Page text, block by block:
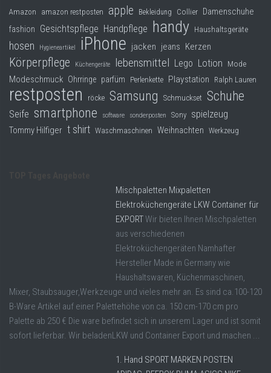
Amazon amazon restposten apple Bekleidung Collier Damenschuhe
fashion Gesichtspflege Handpflege handy Haushaltsgeräte
hosen Hygieneartikel iPhone jacken jeans Kerzen
Körperpflege Küchengeräte lebensmittel Lego Lotion Mode
Modeschmuck Ohrringe parfüm Perlenkette Playstation Ralph Lauren
restposten röcke Samsung Schmuckset Schuhe
Seife smartphone software sonderposten Sony spielzeug
Tommy Hilfiger t shirt Waschmaschinen Weihnachten Werkzeug
Mischpaletten Mixpaletten
Elektroküchengeräte LKW Container für
EXPORTWir bieten Ihnen Mischpaletten
aus verschiedenen
Elektroküchengeräten Namhafter
Hersteller Made in Germany wie
Haushaltswaren, Küchenmaschinen,
Mixer, Staubsauger,Werkzeuge und vieles mehr an. Es sind ca.100-120
B-Ware Artikel auf einer Palettehöhe von ca. 150 cm-170 cm pro
Palette ab 250 € Die ware befindet sich in unserem Lager und ist somit
sofort lieferbar. Wir beladenLKW und Container Export und machen ...
1. Hand SPORT MARKEN POSTEN